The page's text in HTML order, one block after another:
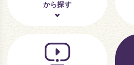
から探す